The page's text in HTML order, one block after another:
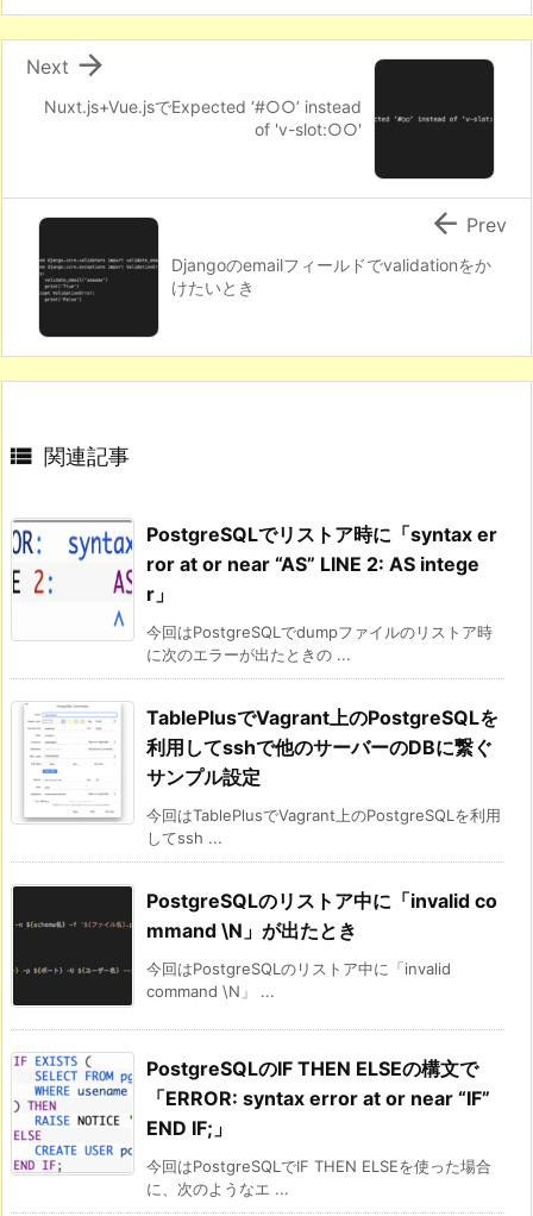
Nuxt.js+Vue.jsでExpected ‘#○○’ instead
of 'v-slot:○○'

Next
Djangoのemailフィールドでvalidationをか
けたいとき
 Prev
 関連記事
PostgreSQLでリストア時に「syntax er
ror at or near “AS” LINE 2: AS intege
r」
今回はPostgreSQLでdumpファイルのリストア時
に次のエラーが出たときの ...
TablePlusでVagrant上のPostgreSQLを
利用してsshで他のサーバーのDBに繋ぐ
サンプル設定
今回はTablePlusでVagrant上のPostgreSQLを利用
してssh ...
PostgreSQLのリストア中に「invalid co
mmand \N」が出たとき
今回はPostgreSQLのリストア中に「invalid
command \N」 ...
PostgreSQLのIF THEN ELSEの構文で
「ERROR: syntax error at or near “IF”
END IF;」
今回はPostgreSQLでIF THEN ELSEを使った場合
に、次のようなエ ...